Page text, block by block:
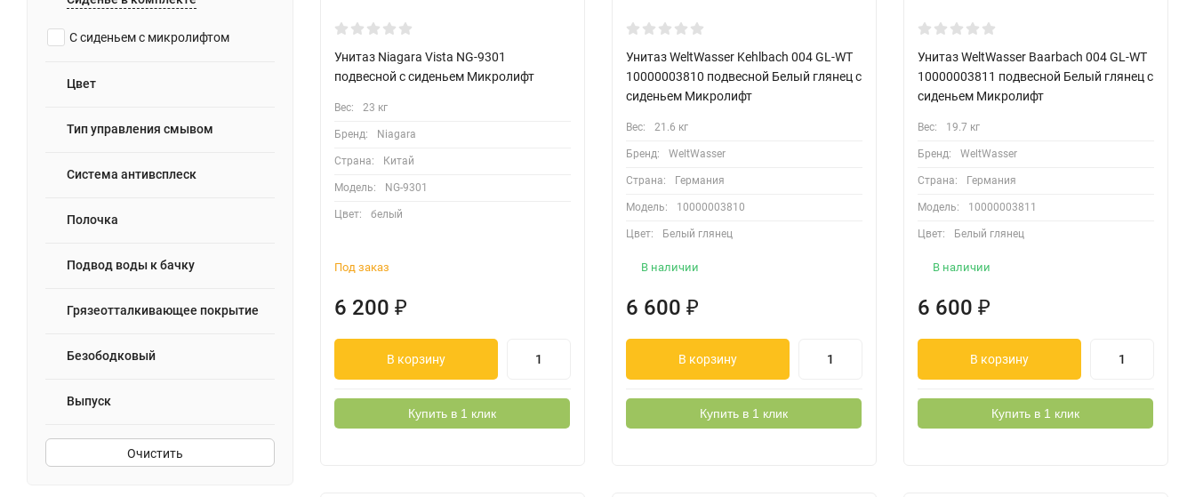
С сиденьем с микролифтом
Цвет
Тип управления смывом
Система антивсплеск
Полочка
Подвод воды к бачку
Грязеотталкивающее покрытие
Безободковый
Выпуск
Очистить
Унитаз Niagara Vista NG-9301
подвесной с сиденьем Микролифт
Вес: 23 кг
Бренд: Niagara
Страна: Китай
Модель: NG-9301
Цвет: белый
Под заказ
6 200 ₽
В корзину
Купить в 1 клик
Унитаз WeltWasser Kehlbach 004 GL-WT
10000003810 подвесной Белый глянец с
сиденьем Микролифт
Вес: 21.6 кг
Бренд: WeltWasser
Страна: Германия
Модель: 10000003810
Цвет: Белый глянец
В наличии
6 600 ₽
В корзину
Купить в 1 клик
Унитаз WeltWasser Baarbach 004 GL-WT
10000003811 подвесной Белый глянец с
сиденьем Микролифт
Вес: 19.7 кг
Бренд: WeltWasser
Страна: Германия
Модель: 10000003811
Цвет: Белый глянец
В наличии
6 600 ₽
В корзину
Купить в 1 клик